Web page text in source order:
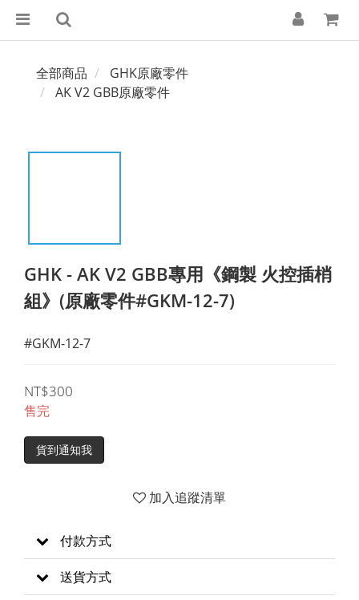
全部商品
GHK原廠零件
AK V2 GBB原廠零件
GHK - AK V2 GBB專用《鋼製 火控插梢
組》(原廠零件#GKM-12-7)
#GKM-12-7
NT$300
售完
貨到通知我
加入追蹤清單
付款方式
送貨方式